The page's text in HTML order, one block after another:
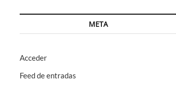
META
Acceder
Feed de entradas